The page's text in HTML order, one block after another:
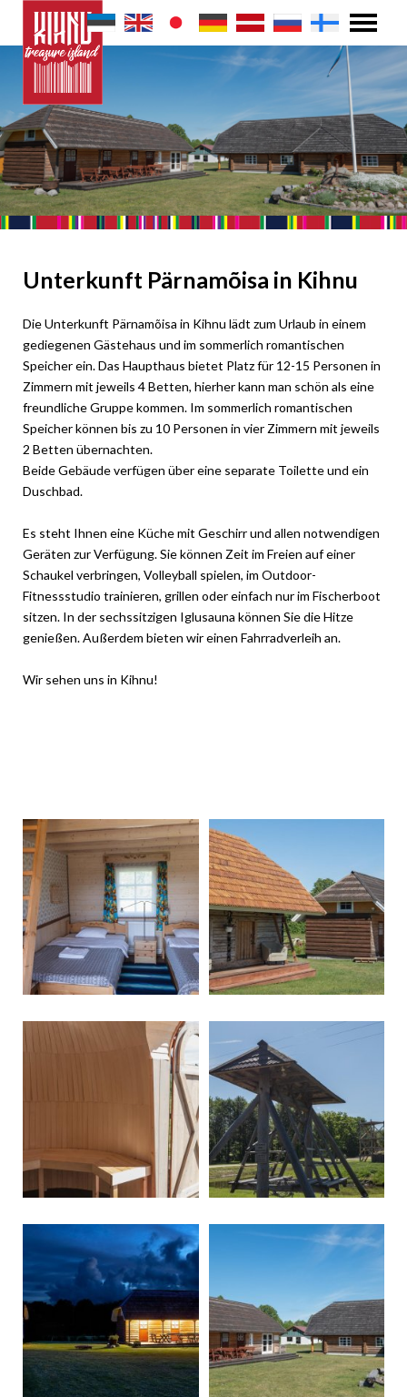
Unterkunft Pärnamõisa in Kihnu
Die Unterkunft Pärnamõisa in Kihnu lädt zum Urlaub in einem
gediegenen Gästehaus und im sommerlich romantischen
Speicher ein. Das Haupthaus bietet Platz für 12-15 Personen in
Zimmern mit jeweils 4 Betten, hierher kann man schön als eine
freundliche Gruppe kommen. Im sommerlich romantischen
Speicher können bis zu 10 Personen in vier Zimmern mit jeweils
2 Betten übernachten.
Beide Gebäude verfügen über eine separate Toilette und ein
Duschbad.
Es steht Ihnen eine Küche mit Geschirr und allen notwendigen
Geräten zur Verfügung. Sie können Zeit im Freien auf einer
Schaukel verbringen, Volleyball spielen, im Outdoor-
Fitnessstudio trainieren, grillen oder einfach nur im Fischerboot
sitzen. In der sechssitzigen Iglusauna können Sie die Hitze
genießen. Außerdem bieten wir einen Fahrradverleih an.
Wir sehen uns in Kihnu!